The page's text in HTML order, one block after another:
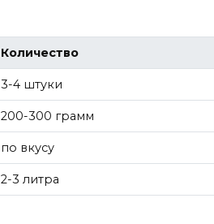
Количество
3-4 штуки
200-300 грамм
по вкусу
2-3 литра